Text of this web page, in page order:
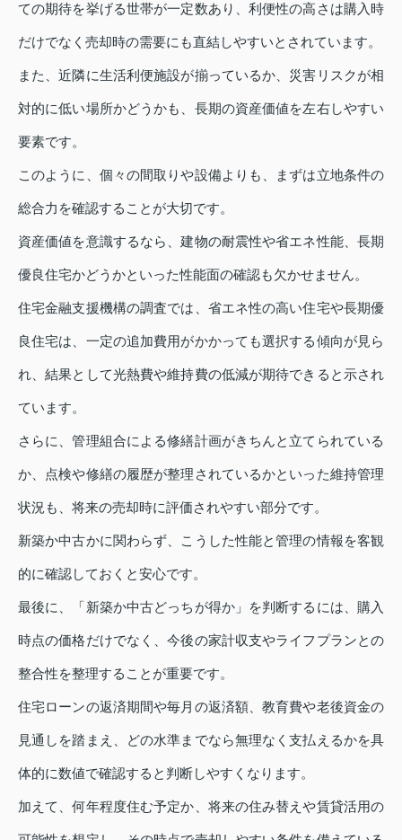
ての期待を挙げる世帯が一定数あり、利便性の高さは購入時
だけでなく売却時の需要にも直結しやすいとされています。
また、近隣に生活利便施設が揃っているか、災害リスクが相
対的に低い場所かどうかも、長期の資産価値を左右しやすい
要素です。
このように、個々の間取りや設備よりも、まずは立地条件の
総合力を確認することが大切です。
資産価値を意識するなら、建物の耐震性や省エネ性能、長期
優良住宅かどうかといった性能面の確認も欠かせません。
住宅金融支援機構の調査では、省エネ性の高い住宅や長期優
良住宅は、一定の追加費用がかかっても選択する傾向が見ら
れ、結果として光熱費や維持費の低減が期待できると示され
ています。
さらに、管理組合による修繕計画がきちんと立てられている
か、点検や修繕の履歴が整理されているかといった維持管理
状況も、将来の売却時に評価されやすい部分です。
新築か中古かに関わらず、こうした性能と管理の情報を客観
的に確認しておくと安心です。
最後に、「新築か中古どっちが得か」を判断するには、購入
時点の価格だけでなく、今後の家計収支やライフプランとの
整合性を整理することが重要です。
住宅ローンの返済期間や毎月の返済額、教育費や老後資金の
見通しを踏まえ、どの水準までなら無理なく支払えるかを具
体的に数値で確認すると判断しやすくなります。
加えて、何年程度住む予定か、将来の住み替えや賃貸活用の